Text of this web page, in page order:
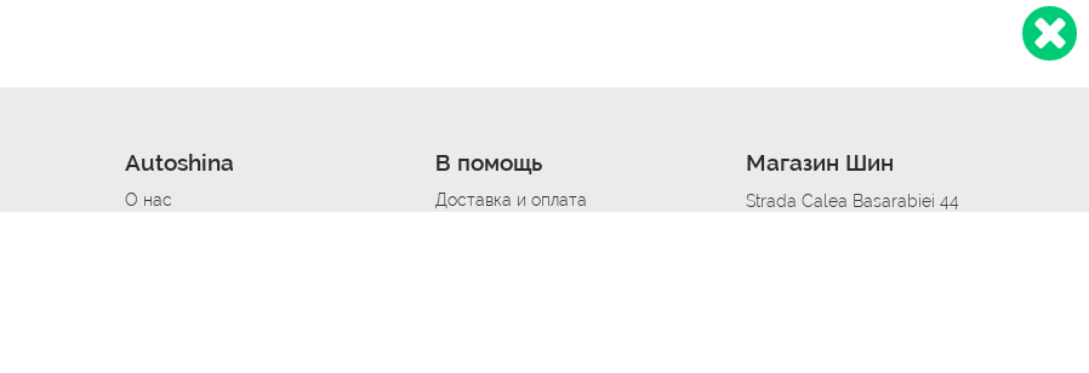
Autoshina
О нас
В помощь
Доставка и оплата
Магазин Шин
Strada Calea Basarabiei 44